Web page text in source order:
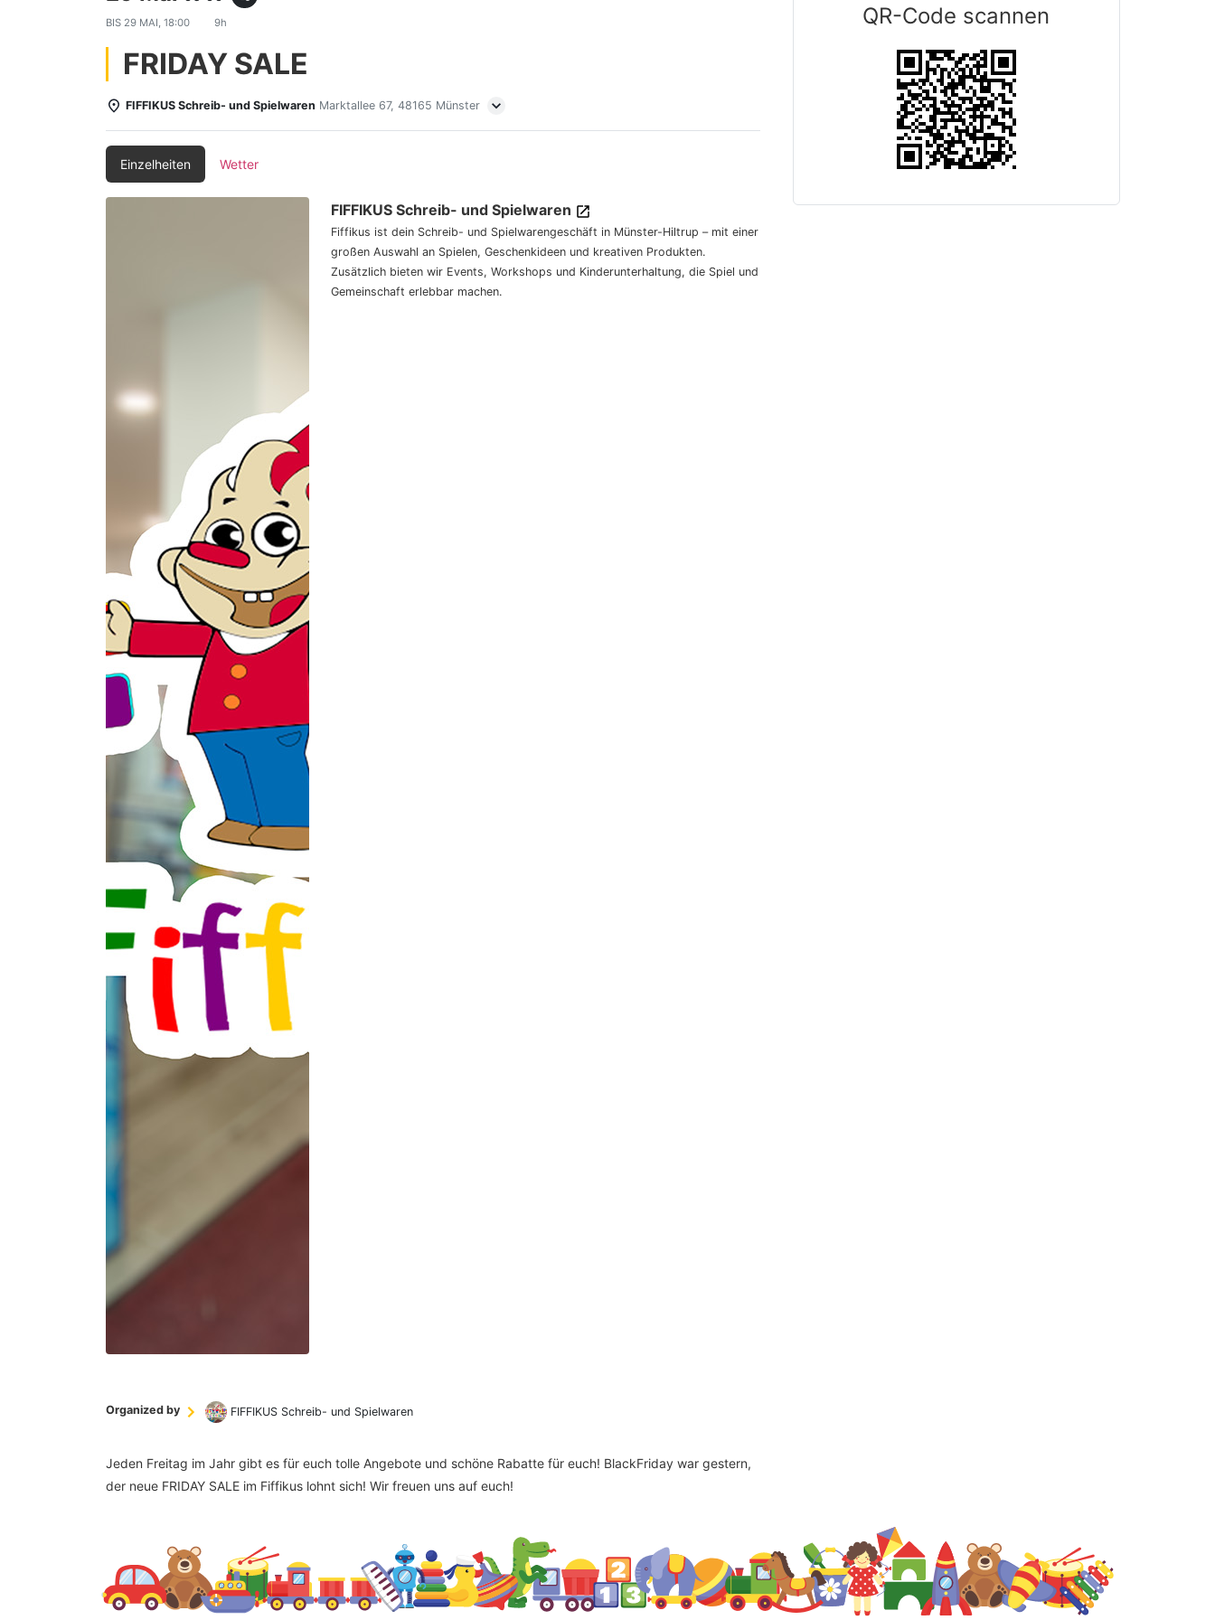
BIS 29 MAI, 18:00 9h
FRIDAY SALE
FIFFIKUS Schreib- und Spielwaren Marktallee 67, 48165 Münster
Einzelheiten Wetter
FIFFIKUS Schreib- und Spielwaren
Fiffikus ist dein Schreib- und Spielwarengeschäft in Münster-Hiltrup – mit einer
großen Auswahl an Spielen, Geschenkideen und kreativen Produkten.
Zusätzlich bieten wir Events, Workshops und Kinderunterhaltung, die Spiel und
Gemeinschaft erlebbar machen.
Organized by FIFFIKUS Schreib- und Spielwaren
Jeden Freitag im Jahr gibt es für euch tolle Angebote und schöne Rabatte für euch! BlackFriday war gestern,
der neue FRIDAY SALE im Fiffikus lohnt sich! Wir freuen uns auf euch!
QR-Code scannen